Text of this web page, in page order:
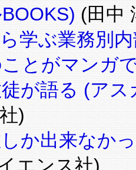
(田中
学ぶ業務別
とがマンガ
が語る (ア
)
か出来なか
エンス社)